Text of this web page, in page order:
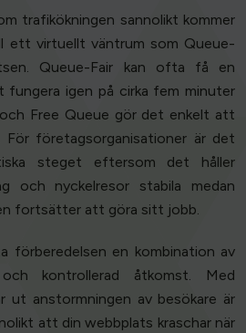
trafikökningen sannolikt kommer
ett virtuellt väntrum som Queue-
Queue-Fair kan ofta få en
fungera igen på cirka fem minuter
Free Queue gör det enkelt att
företagsorganisationer är det
steget eftersom det håller
och nyckelresor stabila medan
fortsätter att göra sitt jobb.
förberedelsen en kombination av
kontrollerad åtkomst. Med
ut anstormningen av besökare är
att din webbplats kraschar när